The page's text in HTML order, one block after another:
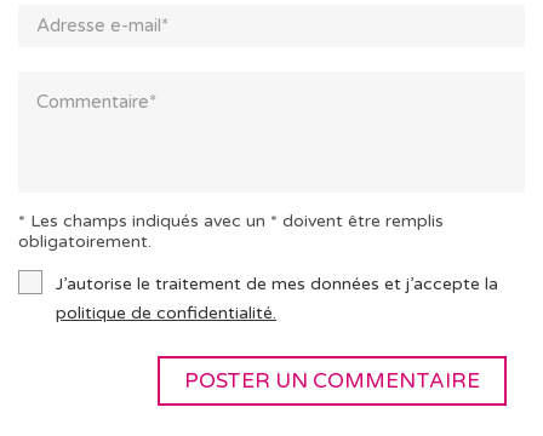
* Les champs indiqués avec un * doivent être remplis
obligatoirement.
J’autorise le traitement de mes données et j’accepte la
politique de confidentialité.